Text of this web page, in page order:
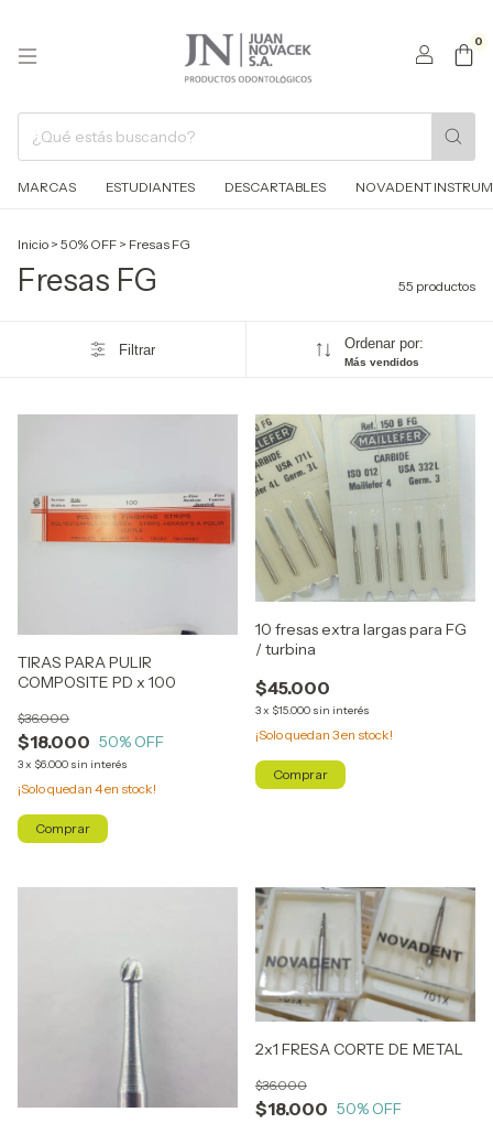
0
MARCAS ESTUDIANTES DESCARTABLES NOVADENT
Inicio > 50% OFF > Fresas FG
Fresas FG 55 productos
Filtrar Ordenar por:
Más vendidos
TIRAS PARA PULIR
COMPOSITE PD x 100
$18.000
$36.000
50% OFF
3x $6.000 sin interés
¡Solo quedan 4en stock!
10 fresas extra largas para FG
/ turbina
$45.000
3x $15.000 sin interés
¡Solo quedan 3en stock!
2x1 FRESA CORTE DE METAL
$18.000
$36.000
50% OFF